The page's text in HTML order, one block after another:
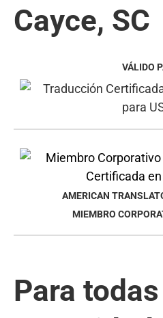
Cayce, SC
VÁLIDO
AMERICAN
MIEMBRO
Para